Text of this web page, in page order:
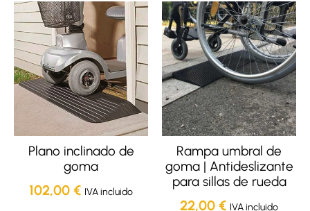
Plano inclinado de
goma
102,00 € IVA incluido
Rampa umbral de
goma | Antideslizante
para sillas de rueda
22,00 € IVA incluido